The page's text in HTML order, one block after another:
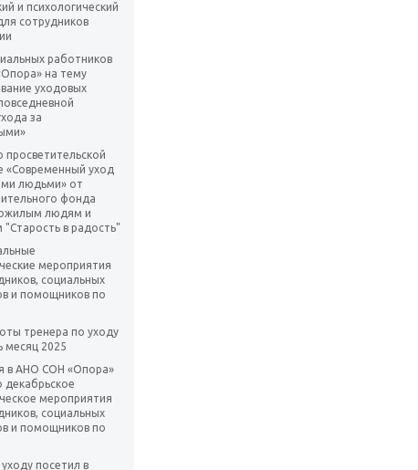
и психологический
сотрудников
работников
на тему
уходовых
за
просветительской
«Современный уход
людьми» от
фонда
людям и
"Старость в радость"
мероприятия
социальных
и помощников по
тренера по уходу
месяц 2025
в АНО СОН «Опора»
декабрьское
мероприятия
социальных
и помощников по
посетил в